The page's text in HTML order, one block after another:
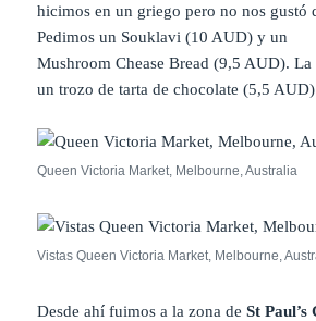
hicimos en un griego pero no nos gustó
Pedimos un Souklavi (10 AUD) y un
Mushroom Chease Bread (9,5 AUD).
un trozo de tarta de chocolate (5,5
Queen Victoria Market, Melbourne, Australia
Vistas Queen Victoria Market, Melbourne,
Desde ahí fuimos a la zona deSt